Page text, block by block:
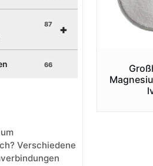
+
87
66
Verschiedene